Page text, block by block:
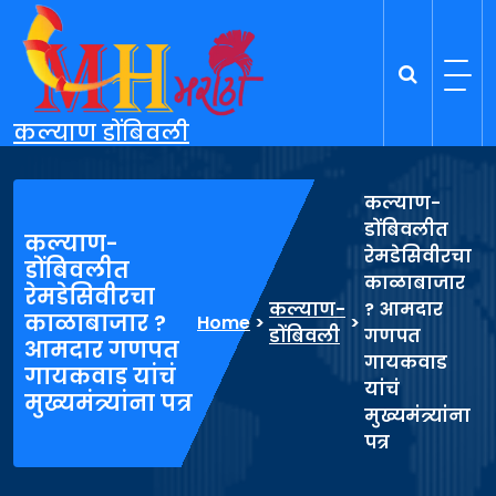
content
कल्याण डोंबिवली
कल्याण-
डोंबिवलीत
रेमडेसिवीरचा
काळाबाजार ?
आमदार गणपत
गायकवाड यांचं
मुख्यमंत्र्यांना पत्र
Home>
कल्याण-
डोंबिवली
>
कल्याण-
डोंबिवलीत
रेमडेसिवीरचा
काळाबाजार
? आमदार
गणपत
गायकवाड
यांचं
मुख्यमंत्र्यांना
पत्र